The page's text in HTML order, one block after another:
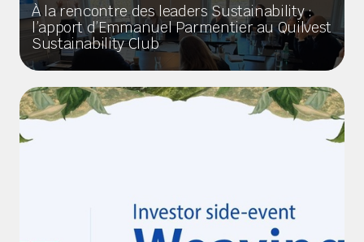
À la rencontre des leaders Sustainability :
l’apport d’Emmanuel Parmentier au Quilvest
Sustainability Club